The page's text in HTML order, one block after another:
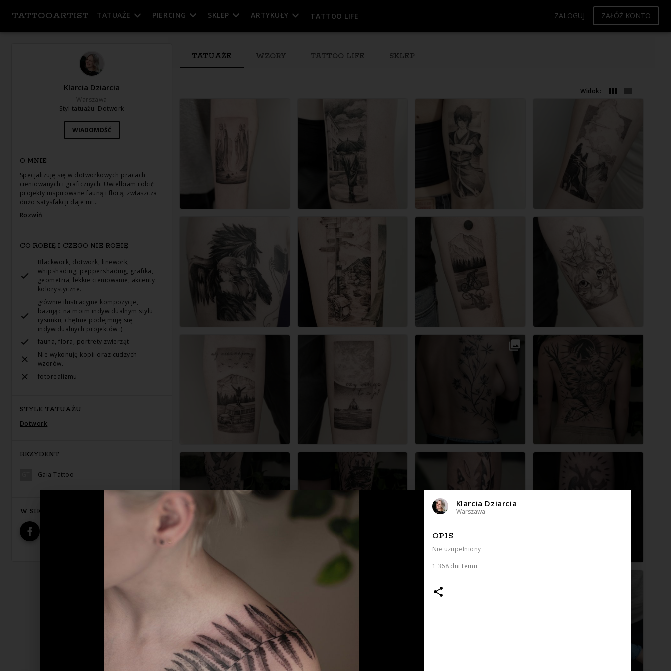
TATTOOARTIST TATUAŻE PIERCING SKLEP ARTYKUŁY TATTOO LIFE ZALOGUJ ZAŁÓŻ KONTO
Klarcia Dziarcia
Warszawa
Styl tatuażu: Dotwork
WIADOMOŚĆ
O MNIE
Specjalizuję się w dotworkowych pracach
cieniowanych i graficznych. Uwielbiam robić
projekty inspirowane fauną i florą, zwłaszcza
dużo satysfakcji daje mi…
Rozwiń
CO ROBIĘ I CZEGO NIE ROBIĘ
Blackwork, dotwork, linework,
whipshading, peppershading, grafika,
geometria, lekkie cieniowanie, akcenty
kolorystyczne.
głównie ilustracyjne kompozycje,
bazując na moim indywidualnym stylu
rysunku, chętnie podejmuję się
indywidualnych projektów :)
fauna, flora, portrety zwierząt
Nie wykonuję kopii oraz cudzych
wzorów.
fotorealizmu
STYLE TATUAŻU
Dotwork
REZYDENT
Gaia Tattoo
W SIECI
TATUAŻE WZORY TATTOO LIFE SKLEP
Widok:
Klarcia Dziarcia
Warszawa
OPIS
Nie uzupełniony
1 368 dni temu